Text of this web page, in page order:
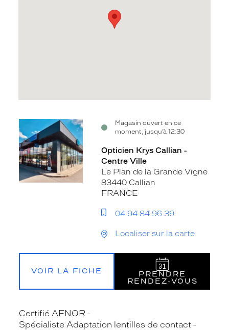
Magasin ouvert en ce
moment, jusqu’à 12:30
Voir
la
fiche
Opticien Krys Callian -
Centre Ville
Le Plan de la Grande Vigne
83440 Callian
FRANCE
04 94 84 96 39
Localiser sur la carte
VOIR LA FICHE
PRENDRE
RENDEZ‑VOUS
Certifié AFNOR
Spécialiste Adaptation lentilles de contact